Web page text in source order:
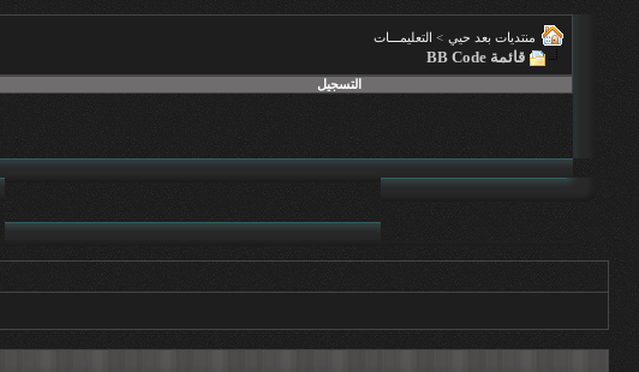
منتديات بعد حيي > التعليمـــات
قائمة BB Code
التسجيل